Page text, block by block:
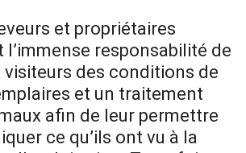
et propriétaires
l’immense responsabilité de
visiteurs des conditions de
et un traitement
afin de leur permettre
ce qu’ils ont vu à la